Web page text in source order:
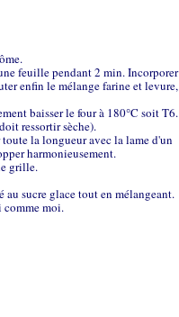
feuille pendant 2 min. Incorporer
enfin le mélange farine et levure,
baisser le four à 180°C soit T6.
ressortir sèche).
la longueur avec la lame d'un
harmonieusement.
grille.
sucre glace tout en mélangeant.
comme moi.